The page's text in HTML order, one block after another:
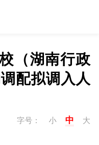
（湖南行政
配拟调入人
字号： 小 中 大